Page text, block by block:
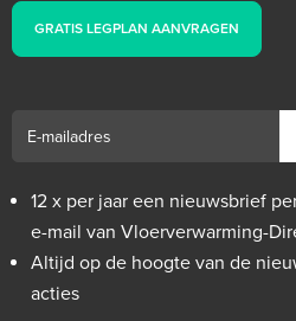
GRATIS LEGPLAN AANVRAGEN
12 x per jaar een nieuwsbrief
e-mail van Vloerverwarming-
Altijd op de hoogte van de
acties